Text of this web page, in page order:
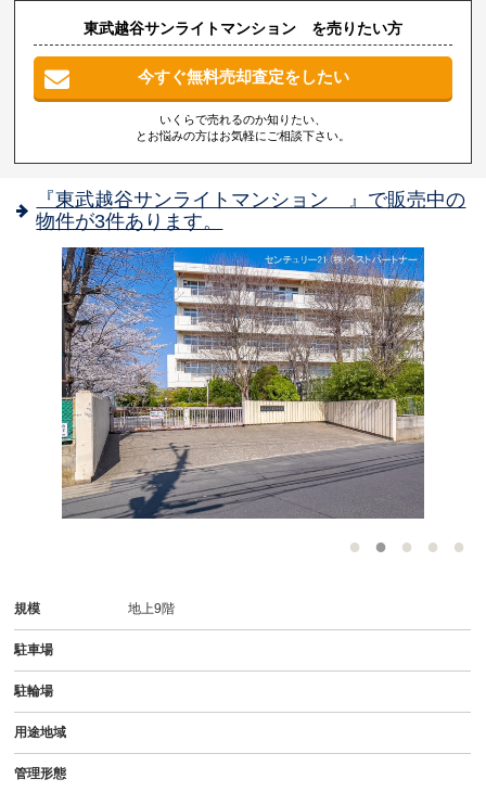
東武越谷サンライトマンション を売りたい方
今すぐ無料売却査定をしたい
いくらで売れるのか知りたい、
とお悩みの方はお気軽にご相談下さい。
『東武越谷サンライトマンション 』で販売中の
物件が3件あります。
規模 地上9階
駐車場
駐輪場
用途地域
管理形態